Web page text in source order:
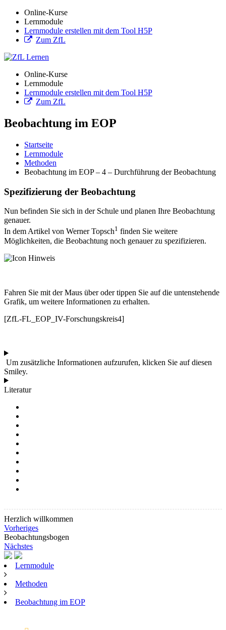
Online-Kurse
Lernmodule
Lernmodule erstellen mit dem Tool H5P
Zum ZfL
Online-Kurse
Lernmodule
Lernmodule erstellen mit dem Tool H5P
Zum ZfL
Beobachtung im EOP
Startseite
Lernmodule
Methoden
Beobachtung im EOP – 4 – Durchführung der Beobachtung
Spezifizierung der Beobachtung
Nun befinden Sie sich in der Schule und planen Ihre Beobachtung
genauer.
In dem Artikel von Werner Topsch1 finden Sie weitere
Möglichkeiten, die Beobachtung noch genauer zu spezifizieren.
Fahren Sie mit der Maus über oder tippen Sie auf die untenstehende
Grafik, um weitere Informationen zu erhalten.
[ZfL-FL_EOP_IV-Forschungskreis4]
Um zusätzliche Informationen aufzurufen, klicken Sie auf diesen
Smiley.
Literatur
Herzlich willkommen
Vorheriges
Beobachtungsbogen
Nächstes
Lernmodule
Methoden
Beobachtung im EOP